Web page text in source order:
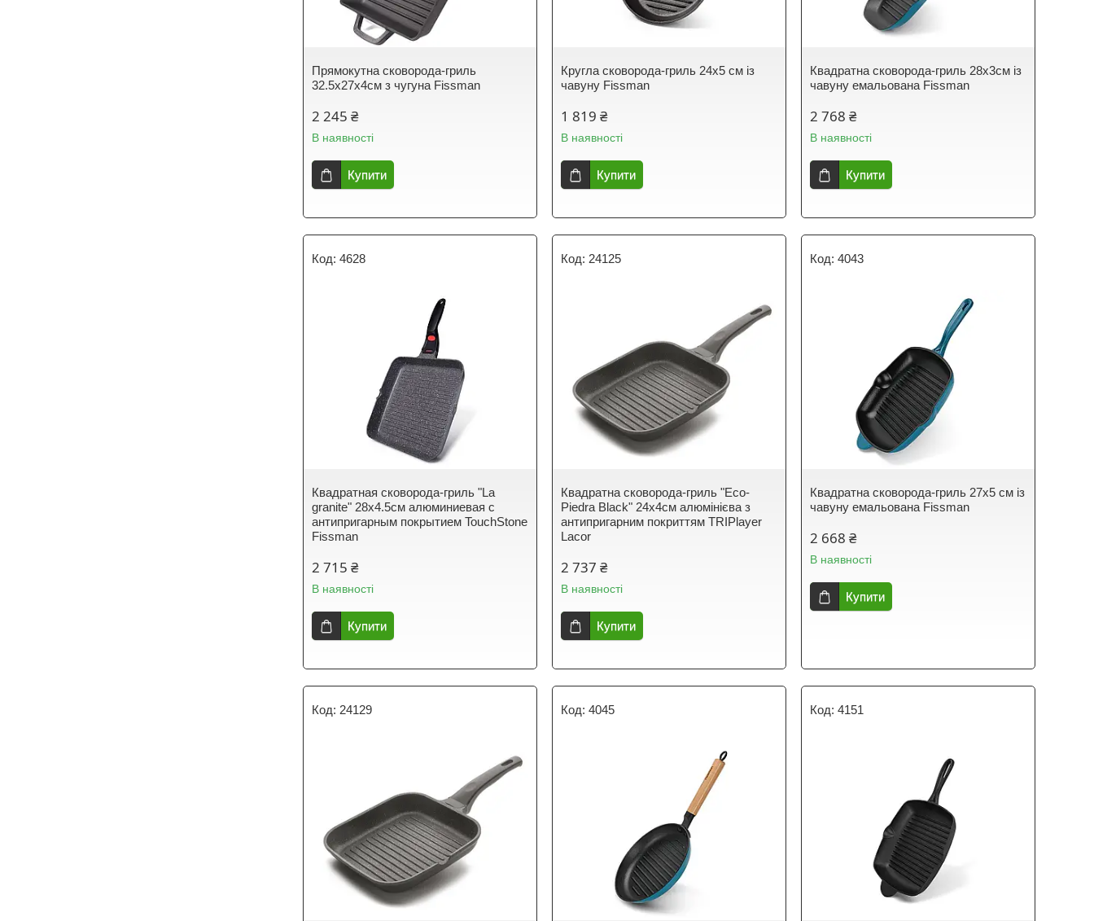
Прямокутна сковорода-гриль
32.5х27х4см з чугуна Fissman
2 245 ₴
В наявності
Купити
Кругла сковорода-гриль 24х5 см із
чавуну Fissman
1 819 ₴
В наявності
Купити
Квадратна сковорода-гриль 28х3см із
чавуну емальована Fissman
2 768 ₴
В наявності
Купити
4628
Квадратная сковорода-гриль "La
granite" 28х4.5см алюминиевая с
антипригарным покрытием TouchStone
Fissman
2 715 ₴
В наявності
Купити
24125
Квадратна сковорода-гриль "Eco-
Piedra Black" 24х4см алюмінієва з
антипригарним покриттям TRIPlayer
Lacor
2 737 ₴
В наявності
Купити
4043
Квадратна сковорода-гриль 27х5 см із
чавуну емальована Fissman
2 668 ₴
В наявності
Купити
24129 4045 4151